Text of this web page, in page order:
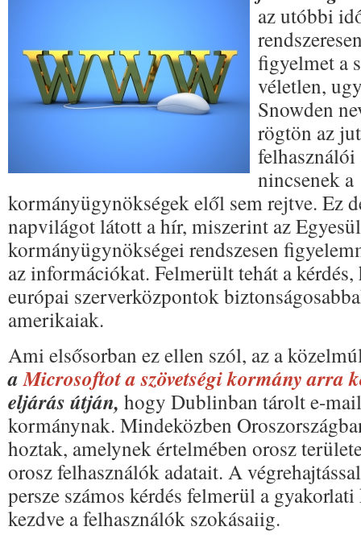
az utóbbi
figyelmet a
véletlen,
Snowden
rögtön az
nincsenek a
kormányügynökségek elől sem rejtve. Ez
napvilágot látott a hír, miszerint az
kormányügynökségei rendszesen
az információkat. Felmerült tehát a
európai szerverközpontok
amerikaiak.
Ami elsősorban ez ellen szól, az a
aMicrosoftot a szövetségi kormány arra
eljárás útján, hogy Dublinban tárolt e-
kormánynak. Mindeközben
hoztak, amelynek értelmében orosz
orosz felhasználók adatait. A
persze számos kérdés felmerül a
kezdve a felhasználók szokásaiig.